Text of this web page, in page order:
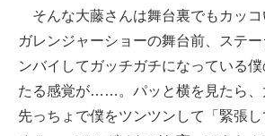
そんな大藤さんは舞台裏でもカッコ
ガレンジャーショーの舞台前、ステ
ンバイしてガッチガチになっている
たる感覚が……。パッと横を見たら、
先っちょで僕をツンツンして「緊張